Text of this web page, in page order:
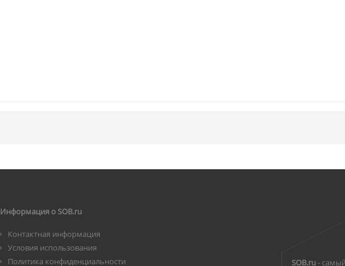
Информация о SOB.ru
Контактная информация
Условия использования
Политика конфиденциальности
SOB.ru-